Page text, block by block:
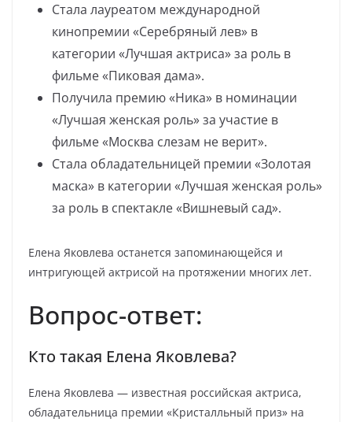
Стала лауреатом международной
кинопремии «Серебряный лев» в
категории «Лучшая актриса» за роль в
фильме «Пиковая дама».
Получила премию «Ника» в номинации
«Лучшая женская роль» за участие в
фильме «Москва слезам не верит».
Стала обладательницей премии «Золотая
маска» в категории «Лучшая женская роль»
за роль в спектакле «Вишневый сад».
Елена Яковлева останется запоминающейся и
интригующей актрисой на протяжении многих лет.
Вопрос-ответ:
Кто такая Елена Яковлева?
Елена Яковлева — известная российская актриса,
обладательница премии «Кристалльный приз» на